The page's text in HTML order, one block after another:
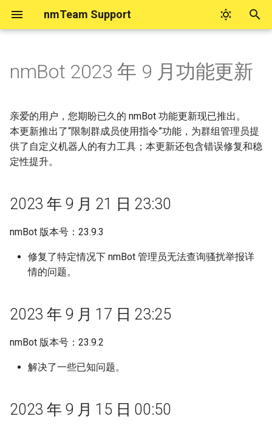
nmTeam Support
始
搜
nmTeam 账号帮助
nmTeam 账号系统问题归档
实用工具
Telegram 数据中心查询
nmBot 商业功能
设置 nmBot 为商业机器人
商业定时任务
在 nmBot 面板管理群组（若
授予 nmBot 管理员权限并配
置功能
允许 nmTeam 支持解封误封
使用 pin 指令置顶或取消置顶
操作记录
nmBot 群组功能所需权限说明
2023 年 9 月 21 日 23:30
2023 年 9 月 17 日 23:25
2023 年 9 月 15 日 00:50
限制群成员使用指令
本地化更上一层楼
其他更新和修复
nmBot 积分
nmBot 智能
nmBot 智能反馈
nmBot 智能与隐私
nmBot 服务隐私政策
nmBot 服务使用条款
nmBot+ 服务使用条款
nmBot 面板
如何启动 nmBot 面板
管理对 nmBot 面板的授权
nmBot+
nmBot+ 权益
nmBot+ 订阅方式
如何购买 Telegram 星币
关于看起来由 nmBot 发送的
消息
骚扰拦截功能常见问题
不工作
如果您无法访问 nmBot 面板
为什么 nmBot 删除了我发送
到群组的消息？
录
联系 nmTeam
nmTeam 社区
社交媒体上的 nmTeam
无障碍合作与反馈
nmBot 2023 年 9 月功能更新
亲爱的用户，您期盼已久的 nmBot 功能更新现已推出。
本更新推出了“限制群成员使用指令”功能，为群组管理员提
供了自定义机器人的有力工具；本更新还包含错误修复和稳
定性提升。
2023 年 9 月 21 日 23:30
nmBot 版本号：23.9.3
修复了特定情况下 nmBot 管理员无法查询骚扰举报详
情的问题。
2023 年 9 月 17 日 23:25
nmBot 版本号：23.9.2
解决了一些已知问题。
2023 年 9 月 15 日 00:50